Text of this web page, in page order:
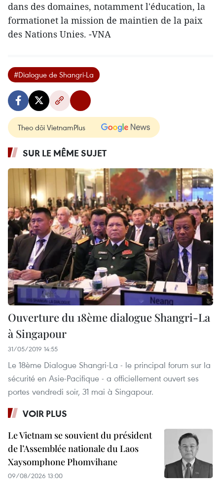
dans des domaines, notamment l'éducation, la
formationet la mission de maintien de la paix
des Nations Unies. -VNA
#Dialogue de Shangri-La
Theo dõi VietnamPlus
SUR LE MÊME SUJET
Ouverture du 18ème dialogue Shangri-La
à Singapour ​
31/05/2019 14:55
Le 18ème Dialogue Shangri-La - le principal forum sur la
sécurité en Asie-Pacifique - a officiellement ouvert ses
portes vendredi soir, 31 mai à Singapour.
VOIR PLUS
Le Vietnam se souvient du président
de l’Assemblée nationale du Laos
Xaysomphone Phomvihane
09/08/2026 13:00